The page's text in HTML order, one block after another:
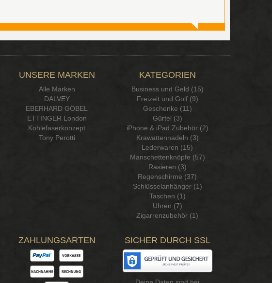
UNSERE MARKEN
Alle Marken
DALVEY
EBERHARD GÖBEL
ETTINGER London
Kohlefaserkonzept
Tony Perotti
KATEGORIEN
Business und Geld (15)
Freizeit und Golf (9)
Geschenke (11)
Gürtel (3)
iPhone & iPad Zubehör (2)
Krawattennadeln (3)
Lederwaren (15)
Manschettenknöpfe (57)
Rasieren (3)
Regenschirme (37)
Schlüsselanhänger (1)
Taschen (1)
Uhren (7)
Zigarrenzubehör (1)
ZAHLUNGSARTEN SICHER DURCH SSL